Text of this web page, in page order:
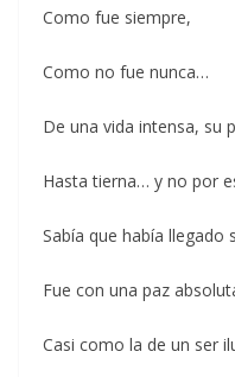
Como fue siempre,
Como no fue nunca…
De una vida intensa, su
Hasta tierna… y no por
Sabía que había
Fue con una paz
Casi como la de un ser